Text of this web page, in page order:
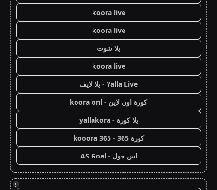
koora live
koora live
يلا شوت
koora live
Yalla Live - يلا لايف
كورة اون لاين - koora onl
يلا كورة - yallakora
كورة 365 - kooora 365
اس جول - AS Goal
!